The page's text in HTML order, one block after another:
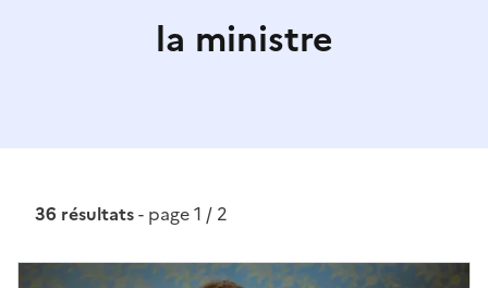
la ministre
36 résultats- page 1 / 2